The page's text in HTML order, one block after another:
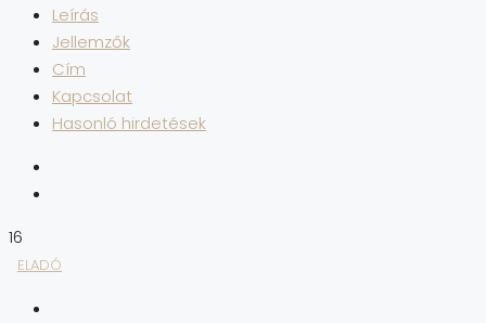
Leírás
Jellemzők
Cím
Kapcsolat
Hasonló hirdetések
16
ELADÓ